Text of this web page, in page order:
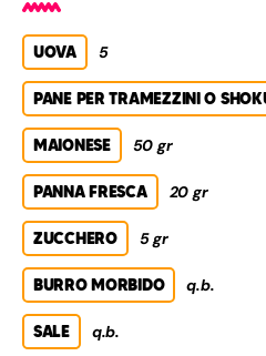
UOVA 5
PANE PER TRAMEZZINI O
MAIONESE 50 gr
PANNA FRESCA 20 gr
ZUCCHERO 5 gr
BURRO MORBIDO q.b.
SALE q.b.